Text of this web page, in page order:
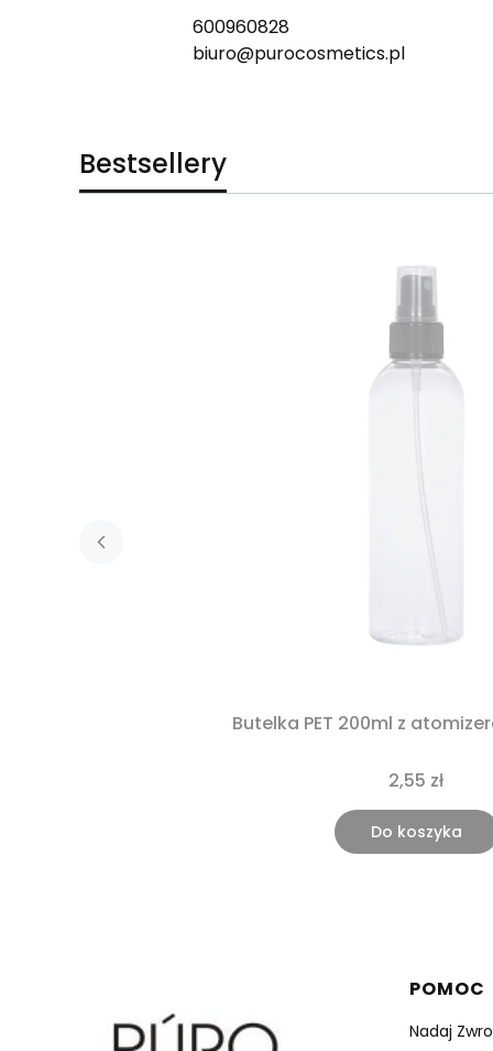
600960828
biuro@purocosmetics.pl
Bestsellery
Butelka PET 200ml z
2,55 zł
Do koszyka
Linki
POMOC
Nadaj